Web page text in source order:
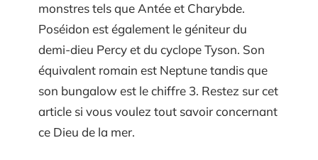
monstres tels que Antée et Charybde.
Poséidon est également le géniteur du
demi-dieu Percy et du cyclope Tyson. Son
équivalent romain est Neptune tandis que
son bungalow est le chiffre 3. Restez sur cet
article si vous voulez tout savoir concernant
ce Dieu de la mer.